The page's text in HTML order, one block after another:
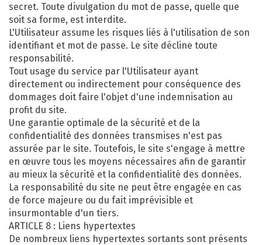
secret. Toute divulgation du mot de passe, quelle que
soit sa forme, est interdite.
L'Utilisateur assume les risques liés à l'utilisation de son
identifiant et mot de passe. Le site décline toute
responsabilité.
Tout usage du service par l'Utilisateur ayant
directement ou indirectement pour conséquence des
dommages doit faire l'objet d'une indemnisation au
profit du site.
Une garantie optimale de la sécurité et de la
confidentialité des données transmises n'est pas
assurée par le site. Toutefois, le site s'engage à mettre
en œuvre tous les moyens nécessaires afin de garantir
au mieux la sécurité et la confidentialité des données.
La responsabilité du site ne peut être engagée en cas
de force majeure ou du fait imprévisible et
insurmontable d'un tiers.
ARTICLE 8 : Liens hypertextes
De nombreux liens hypertextes sortants sont présents